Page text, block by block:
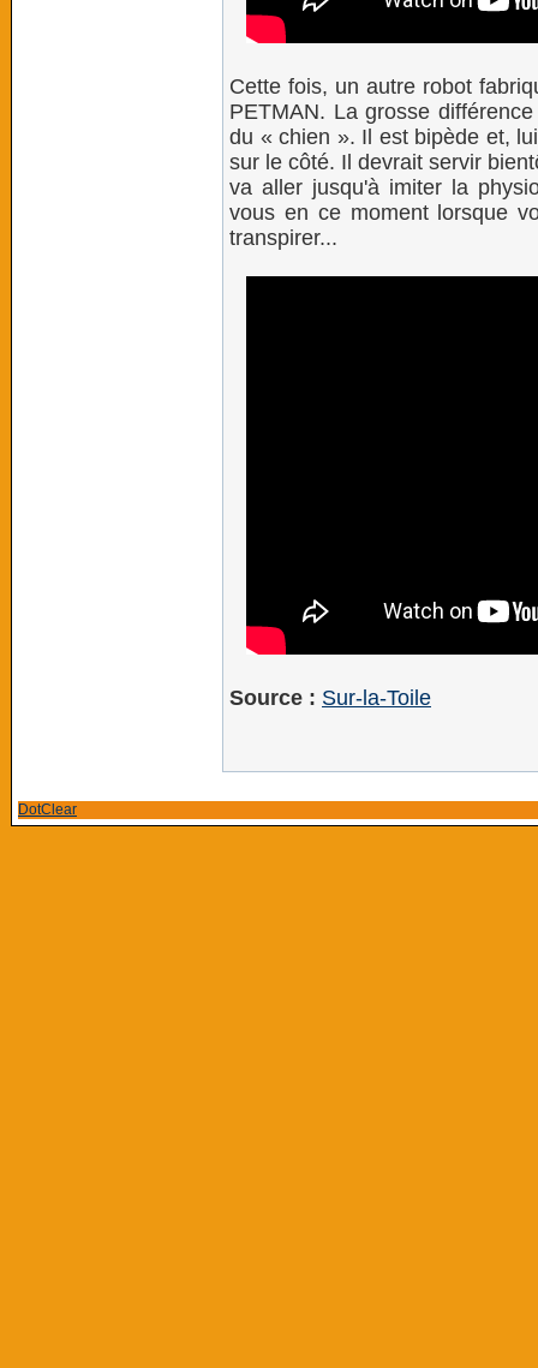
Cette fois, un autre robot
PETMAN. La grosse
du « chien ». Il est bipède et,
sur le côté. Il devrait servir
va aller jusqu'à imiter la
vous en ce moment lorsque
transpirer...
Source : Sur-la-Toile
DotClear